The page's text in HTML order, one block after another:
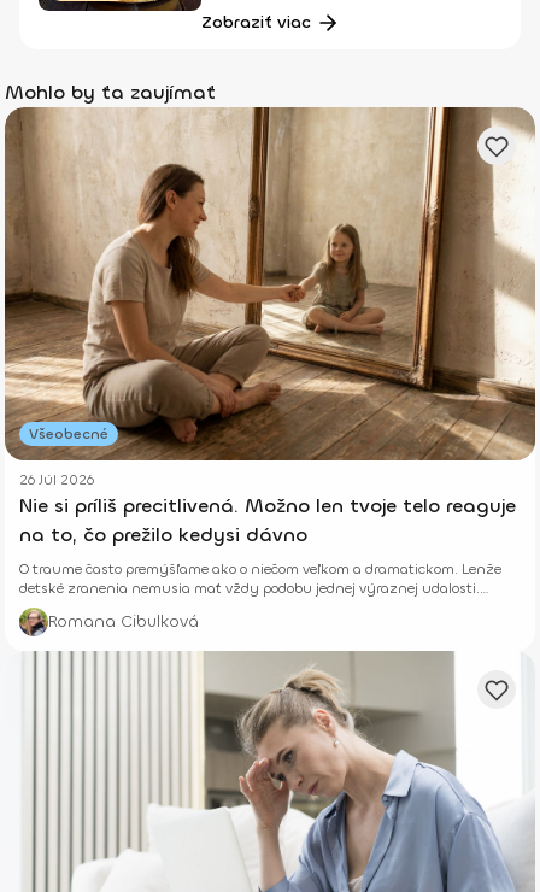
Zobraziť viac
Mohlo by ťa zaujímať
Všeobecné
26 Júl 2026
Nie si príliš precitlivená. Možno len tvoje telo reaguje
na to, čo prežilo kedysi dávno
O traume často premýšľame ako o niečom veľkom a dramatickom. Lenže
detské zranenia nemusia mať vždy podobu jednej výraznej udalosti.
Niekedy rastú potichu.
Romana Cibulková